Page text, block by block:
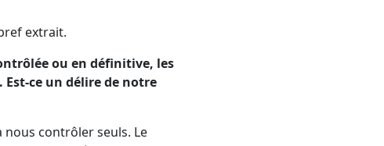
extrait.
ou en définitive, les
ce un délire de notre
contrôler seuls. Le